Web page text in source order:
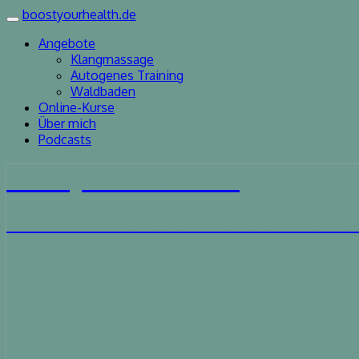
Toggle
navigation
boostyourhealth.de
Angebote
Klangmassage
Autogenes Training
Waldbaden
Online-Kurse
Über mich
Podcasts